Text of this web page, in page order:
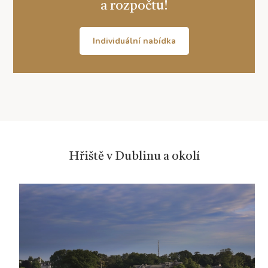
a rozpočtu!
Individuální nabídka
Hřiště v Dublinu a okolí